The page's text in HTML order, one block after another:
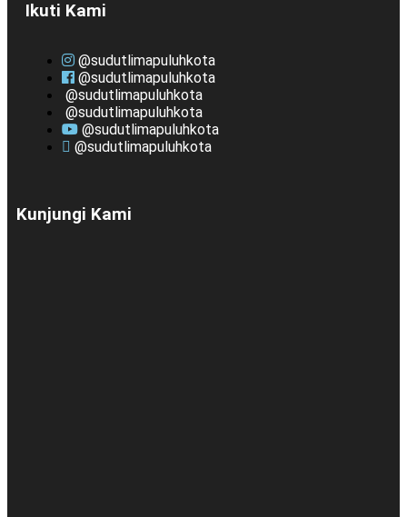
Ikuti Kami
@sudutlimapuluhkota
@sudutlimapuluhkota
@sudutlimapuluhkota
@sudutlimapuluhkota
@sudutlimapuluhkota
@sudutlimapuluhkota
Kunjungi Kami